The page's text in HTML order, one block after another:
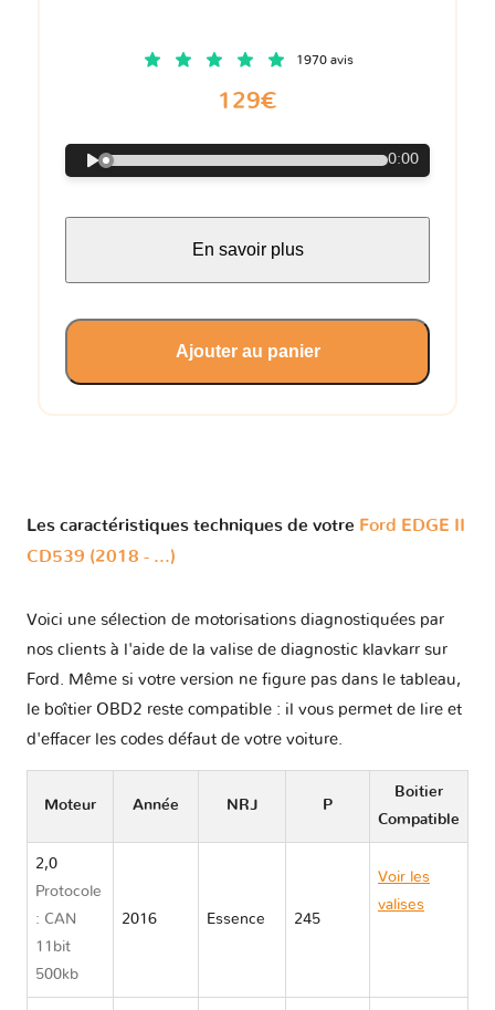
1970 avis
129€
0:00
En savoir plus
Ajouter au panier
Les caractéristiques techniques de votre Ford EDGE II
CD539 (2018 - ...)
Voici une sélection de motorisations diagnostiquées par
nos clients à l'aide de la valise de diagnostic klavkarr sur
Ford. Même si votre version ne figure pas dans le tableau,
le boîtier OBD2 reste compatible : il vous permet de lire et
d'effacer les codes défaut de votre voiture.
Moteur Année NRJ P
Boitier
Compatible
2,0
Protocole
: CAN
11bit
500kb
2016 Essence 245
Voir les
valises